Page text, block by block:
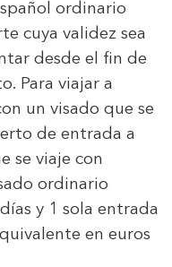
ordinario
cuya validez sea
desde el fin de
Para viajar a
un visado que se
de entrada a
se viaje con
ordinario
y 1 sola entrada
en euros